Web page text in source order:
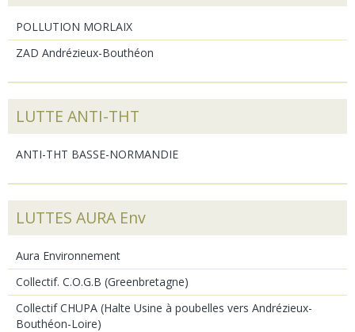
POLLUTION MORLAIX
ZAD Andrézieux-Bouthéon
LUTTE ANTI-THT
ANTI-THT BASSE-NORMANDIE
LUTTES AURA Env
Aura Environnement
Collectif. C.O.G.B (Greenbretagne)
Collectif CHUPA (Halte Usine à poubelles vers Andrézieux-
Bouthéon-Loire)